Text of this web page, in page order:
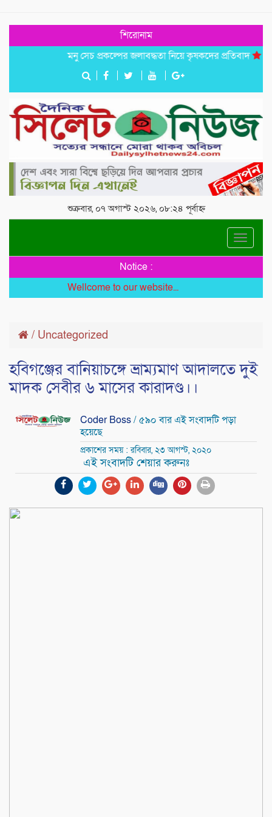
শিরোনাম
মনু সেচ প্রকল্পের জলাবদ্ধতা নিয়ে কৃষকদের প্রতিবাদ
শুক্রবার, ০৭ অগাস্ট ২০২৬, ০৮:২৪ পূর্বাহ্ন
Toggle
Notice :
Wellcome to our website...
/ Uncategorized
হবিগঞ্জের বানিয়াচঙ্গে ভ্রাম্যমাণ আদালতে দুই
মাদক সেবীর ৬ মাসের কারাদণ্ড।।
Coder Boss/ ৫৯০ বার এই সংবাদটি পড়া
হয়েছে
প্রকাশের সময় : রবিবার, ২৩ আগস্ট, ২০২০
এই সংবাদটি শেয়ার করুনঃ